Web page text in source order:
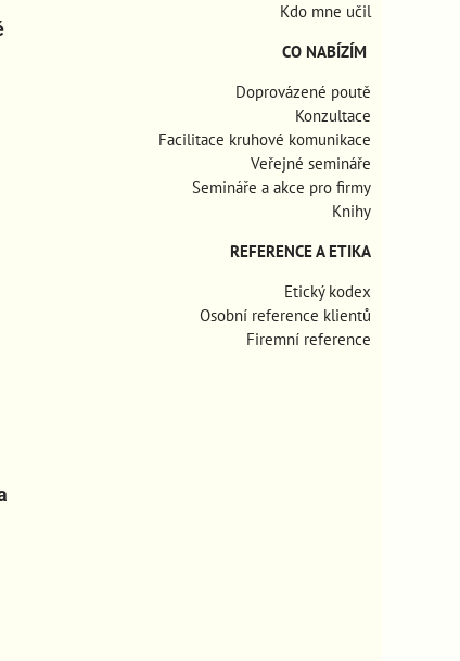
Kdo mne učil
CO NABÍZÍM
Doprovázené poutě
Konzultace
Facilitace kruhové komunikace
Veřejné semináře
Semináře a akce pro firmy
Knihy
REFERENCE A ETIKA
Etický kodex
Osobní reference klientů
Firemní reference